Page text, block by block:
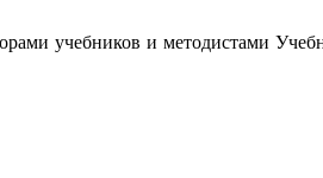
учебников и методистами